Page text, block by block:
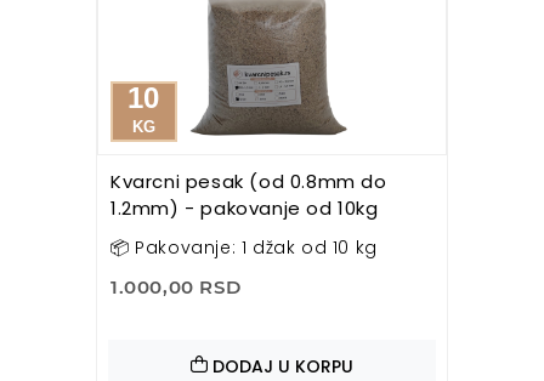
10
KG
Kvarcni pesak (od 0.8mm do
1.2mm) - pakovanje od 10kg
📦 Pakovanje: 1 džak od 10 kg
1.000,00 RSD
DODAJ U KORPU